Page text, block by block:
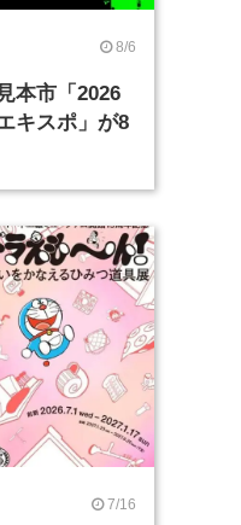
8/6
本市「2026
キスポ」が8
7/16